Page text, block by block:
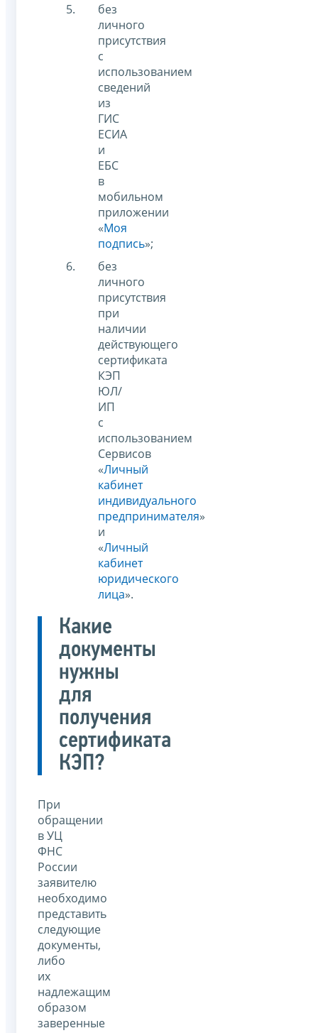
без
личного
присутствия
с
использованием
сведений
из
ГИС
ЕСИА
и
ЕБС
в
мобильном
приложении
«Моя
подпись»;
без
личного
присутствия
при
наличии
действующего
сертификата
КЭП
ЮЛ/
ИП
с
использованием
Сервисов
«Личный
кабинет
индивидуального
предпринимателя»
и
«Личный
кабинет
юридического
лица».
Какие
документы
нужны
для
получения
сертификата
КЭП?
При
обращении
в УЦ
ФНС
России
заявителю
необходимо
представить
следующие
документы,
либо
их
надлежащим
образом
заверенные